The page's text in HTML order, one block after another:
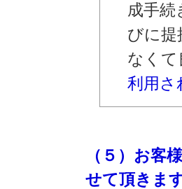
成手続
びに提
なくて
利用さ
（５）お客
せて頂きま